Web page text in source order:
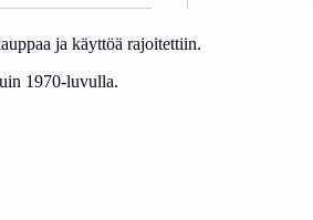
ja käyttöä rajoitettiin.
1970-luvulla.